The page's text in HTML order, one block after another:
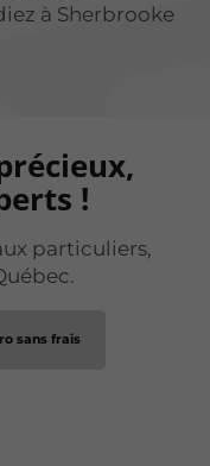
à Sherbrooke
!
particuliers,